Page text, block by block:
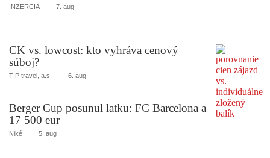
INZERCIA 7. aug
CK vs. lowcost: kto vyhráva cenový
súboj?
TIP travel, a.s. 6. aug
Berger Cup posunul latku: FC Barcelona a
17 500 eur
Niké 5. aug